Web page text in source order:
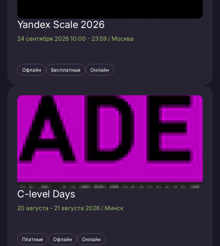
Yandex Scale 2026
24 сентября 2026 10:00 - 23:59 / Москва
Офлайн Бесплатные Онлайн
C-level Days
20 августа - 21 августа 2026 / Минск
Платные Офлайн Онлайн